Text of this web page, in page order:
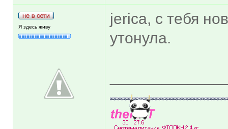
Я здесь живу
jerica, с тебя
утонула.